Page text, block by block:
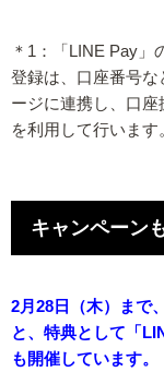
＊1：「LINE Pay」
登録は、口座番号
ージに連携し、口
を利用して行います
キャンペーン
2月28日（木）まで
と、特典として「
も開催しています。